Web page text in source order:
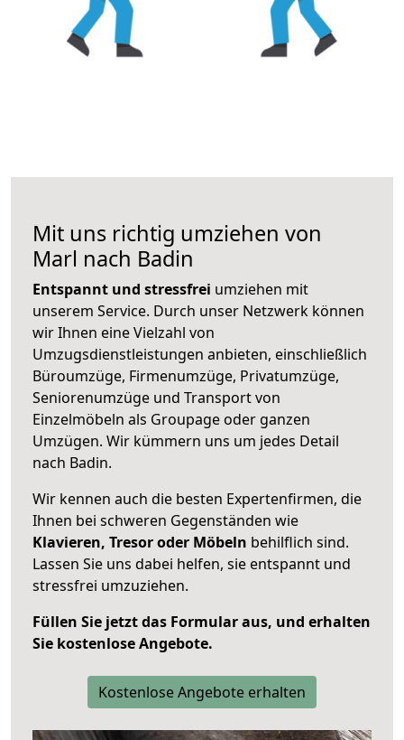
Mit uns richtig umziehen von
Marl nach Badin
Entspannt und stressfrei umziehen mit
unserem Service. Durch unser Netzwerk können
wir Ihnen eine Vielzahl von
Umzugsdienstleistungen anbieten, einschließlich
Büroumzüge, Firmenumzüge, Privatumzüge,
Seniorenumzüge und Transport von
Einzelmöbeln als Groupage oder ganzen
Umzügen. Wir kümmern uns um jedes Detail
nach Badin.
Wir kennen auch die besten Expertenfirmen, die
Ihnen bei schweren Gegenständen wie
Klavieren, Tresor oder Möbeln behilflich sind.
Lassen Sie uns dabei helfen, sie entspannt und
stressfrei umzuziehen.
Füllen Sie jetzt das Formular aus, und erhalten
Sie kostenlose Angebote.
Kostenlose Angebote erhalten